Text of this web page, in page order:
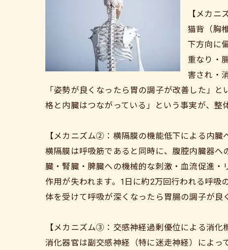
【メカニ
猫背（胸
下方向に
重なり・
害され・
「姿勢が良くなったら胃の調子が改善した」
格と内臓はつながっている」という事実が、整
【メカニズム②：横隔膜の機能低下による内臓
横隔膜は呼吸筋であると同時に、腹腔内臓器
臓・腎臓・脾臓への機械的な刺激・血流促進
作用が失われます。1日に約2万回行われる呼
体を受けて呼吸が深くなったら胃腸の調子が良
【メカニズム③：交感神経過剰優位による消化
消化器官は副交感神経（特に迷走神経）によっ